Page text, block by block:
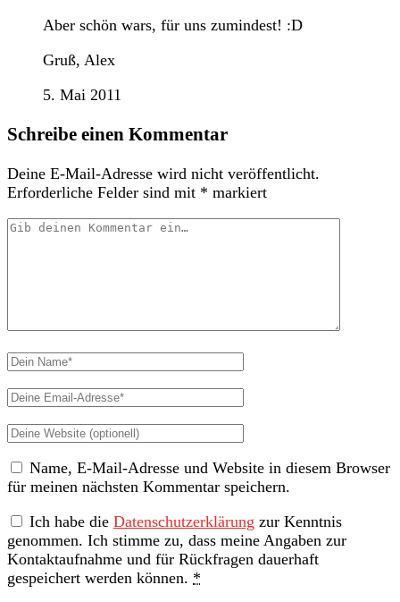
Aber schön wars, für uns zumindest! :D
Gruß, Alex
5. Mai 2011
Schreibe einen Kommentar
Deine E-Mail-Adresse wird nicht veröffentlicht.
Erforderliche Felder sind mit * markiert
Dein
Dein
Deine
Adresse
Deine
(nicht
erforderlich)
Name, E-Mail-Adresse und Website in diesem Browser
für meinen nächsten Kommentar speichern.
Ich habe die Datenschutzerklärung zur Kenntnis
genommen. Ich stimme zu, dass meine Angaben zur
Kontaktaufnahme und für Rückfragen dauerhaft
gespeichert werden können. *